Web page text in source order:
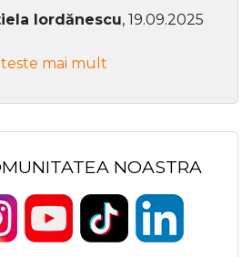
Iordănescu, 19.09.2025
mai mult
NOASTRA